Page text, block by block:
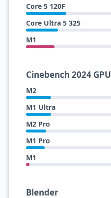
Core 5 120F
Core Ultra 5 325
M1
Cinebench 2024 GPU
M2
M1 Ultra
M2 Pro
M1 Pro
M1
Blender